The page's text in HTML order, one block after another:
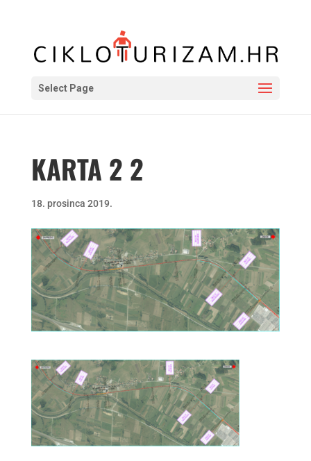
Select Page
KARTA 2 2
18. prosinca 2019.